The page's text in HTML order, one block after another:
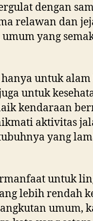
dengan
relawan dan
yang
untuk alam
untuk
kendaraan
aktivitas
yang
untuk
lebih rendah
umum,